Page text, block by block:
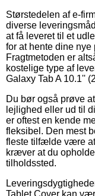
Størstedelen af e-
diverse
at få leveret til et
for at hente dine nye
Fragtmetoden er
kostelige type af
Galaxy Tab A 10.1''
Du bør også prøve
lejlighed eller ud til
er oftest en kende
fleksibel. Den mest
fleste tilfælde være
kræver at du
tilholdssted.
Tablet Cover kan